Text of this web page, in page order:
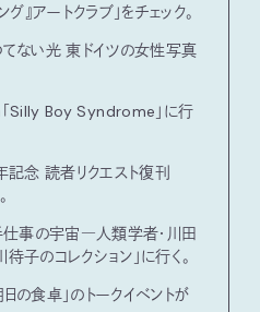
グ』アートクラブ」をチェック。
てない光 東ドイツの女性写真
Silly Boy Syndrome」に行
念 読者リクエスト復刊
仕事の宇宙―人類学者・川田
子のコレクション」に行く。
の食卓」のトークイベントが